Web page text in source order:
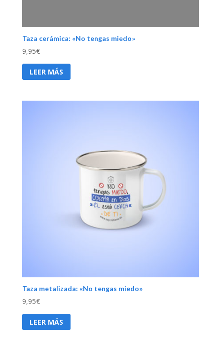
Taza cerámica: «No tengas miedo»
9,95€
LEER MÁS
Taza metalizada: «No tengas miedo»
9,95€
LEER MÁS